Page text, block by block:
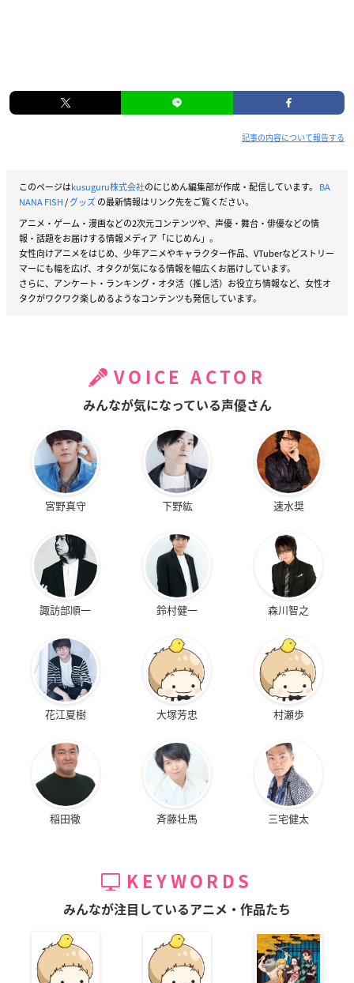
記事の内容について報告する
このページはkusuguru株式会社のにじめん編集部が作成・配信しています。 BA
NANA FISH/グッズの最新情報はリンク先をご覧ください。
アニメ・ゲーム・漫画などの2次元コンテンツや、声優・舞台・俳優などの情
報・話題をお届けする情報メディア「にじめん」。
女性向けアニメをはじめ、少年アニメやキャラクター作品、VTuberなどストリー
マーにも幅を広げ、オタクが気になる情報を幅広くお届けしています。
さらに、アンケート・ランキング・オタ活（推し活）お役立ち情報など、女性オ
タクがワクワク楽しめるようなコンテンツも発信しています。
VOICE ACTOR
みんなが気になっている声優さん
宮野真守 下野紘 速水奨
諏訪部順一 鈴村健一 森川智之
花江夏樹 大塚芳忠 村瀬歩
稲田徹 斉藤壮馬 三宅健太
KEYWORDS
みんなが注目しているアニメ・作品たち